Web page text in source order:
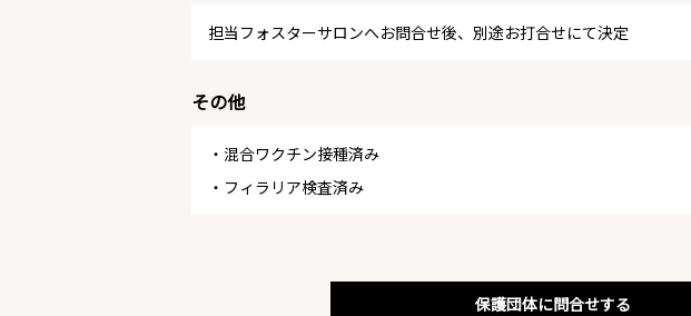
担当フォスターサロンへお問合せ後、別途お打合せにて決定
その他
・混合ワクチン接種済み
・フィラリア検査済み
保護団体に問合せする